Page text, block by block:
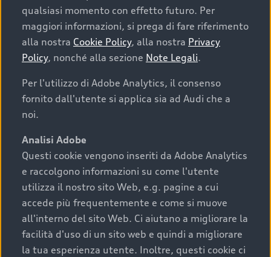
Cosa sapere prima di
acquistare la tua prossima
auto
I requisiti fondamentali da considerare prima di
acquistare un’auto usata, oltre al prezzo e all'aspetto,
chilometraggio: un valore contenuto corrisponde a
uno stato migliore del veicolo e a una maggiore
durata nel tempo;
cronologia dei tagliandi: una documentazione
completa della vettura certifica una manutenzione
costante e accurata;
qualsiasi momento con effetto futuro. Per
maggiori informazioni, si prega di fare riferimento
alla nostra Cookie Policy, alla nostra Privacy
Policy, nonché alla sezione Note Legali.
Per l'utilizzo di Adobe Analytics, il consenso
fornito dall'utente si applica sia ad Audi che a
noi.
Analisi Adobe
Questi cookie vengono inseriti da Adobe Analytics
e raccolgono informazioni su come l'utente
utilizza il nostro sito Web, e.g. pagine a cui
accede più frequentemente e come si muove
all'interno del sito Web. Ci aiutano a migliorare la
facilità d'uso di un sito web e quindi a migliorare
la tua esperienza utente. Inoltre, questi cookie ci